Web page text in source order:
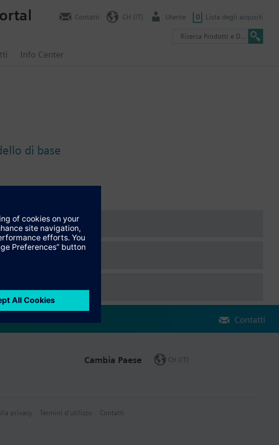
Info Center
Contatti CH (IT) Utente 0 Lista degli acqusiti
di base
Contatti
Cambia Paese CH (IT)
privacy Termini d'utilizzo Contatti